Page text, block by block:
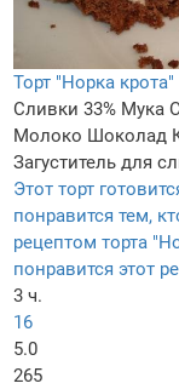
Торт "Норка крота"
Сливки 33% Мука
Молоко Шоколад
Загуститель для
Этот торт
понравится тем,
рецептом торта
понравится этот
3 ч.
16
5.0
265